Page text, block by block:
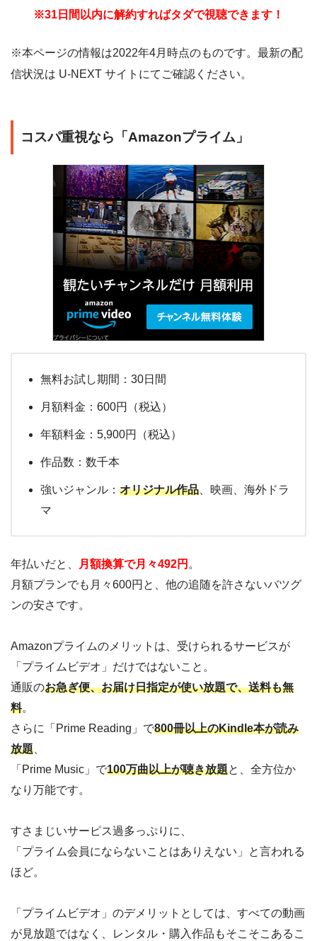
※31日間以内に解約すればタダで視聴できます！
※本ページの情報は2022年4月時点のものです。最新の配
信状況は U-NEXT サイトにてご確認ください。
コスパ重視なら「Amazonプライム」
無料お試し期間：30日間
月額料金：600円（税込）
年額料金：5,900円（税込）
作品数：数千本
強いジャンル： オリジナル作品 、映画、海外ドラ
マ
年払いだと、 月額換算で月々492円 。
月額プランでも月々600円と、他の追随を許さないバツグ
ンの安さです。
Amazonプライムのメリットは、受けられるサービスが
「プライムビデオ」だけではないこと。
通販のお急ぎ便、お届け日指定が使い放題で、送料も無
料。
さらに「Prime Reading」で800冊以上のKindle本が読み
放題
「Prime Music」で100万曲以上が聴き放題と、全方位か
なり万能です。
すさまじいサーピス過多っぷりに、
「プライム会員にならないことはありえない」と言われる
ほど。
「プライムビデオ」のデメリットとしては、すべての動画
が見放題ではなく、レンタル・購入作品もそこそこあるこ